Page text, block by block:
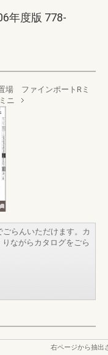
年度版 778-
場 ファインポートRミ
ニ
らんいただけます。カ
ながらカタログをごら
右ページから抽出